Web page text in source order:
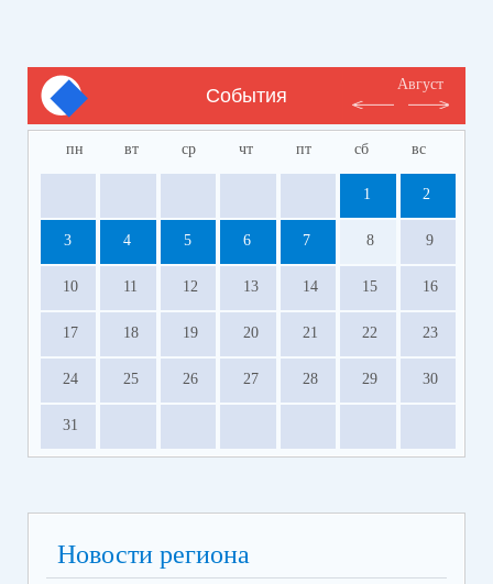
События
Август
пн вт ср чт пт сб вс
1 2
3 4 5 6 7 8 9
10 11 12 13 14 15 16
17 18 19 20 21 22 23
24 25 26 27 28 29 30
31
Новости региона